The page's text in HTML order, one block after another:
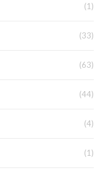
(1)
(33)
(63)
(44)
(4)
(1)